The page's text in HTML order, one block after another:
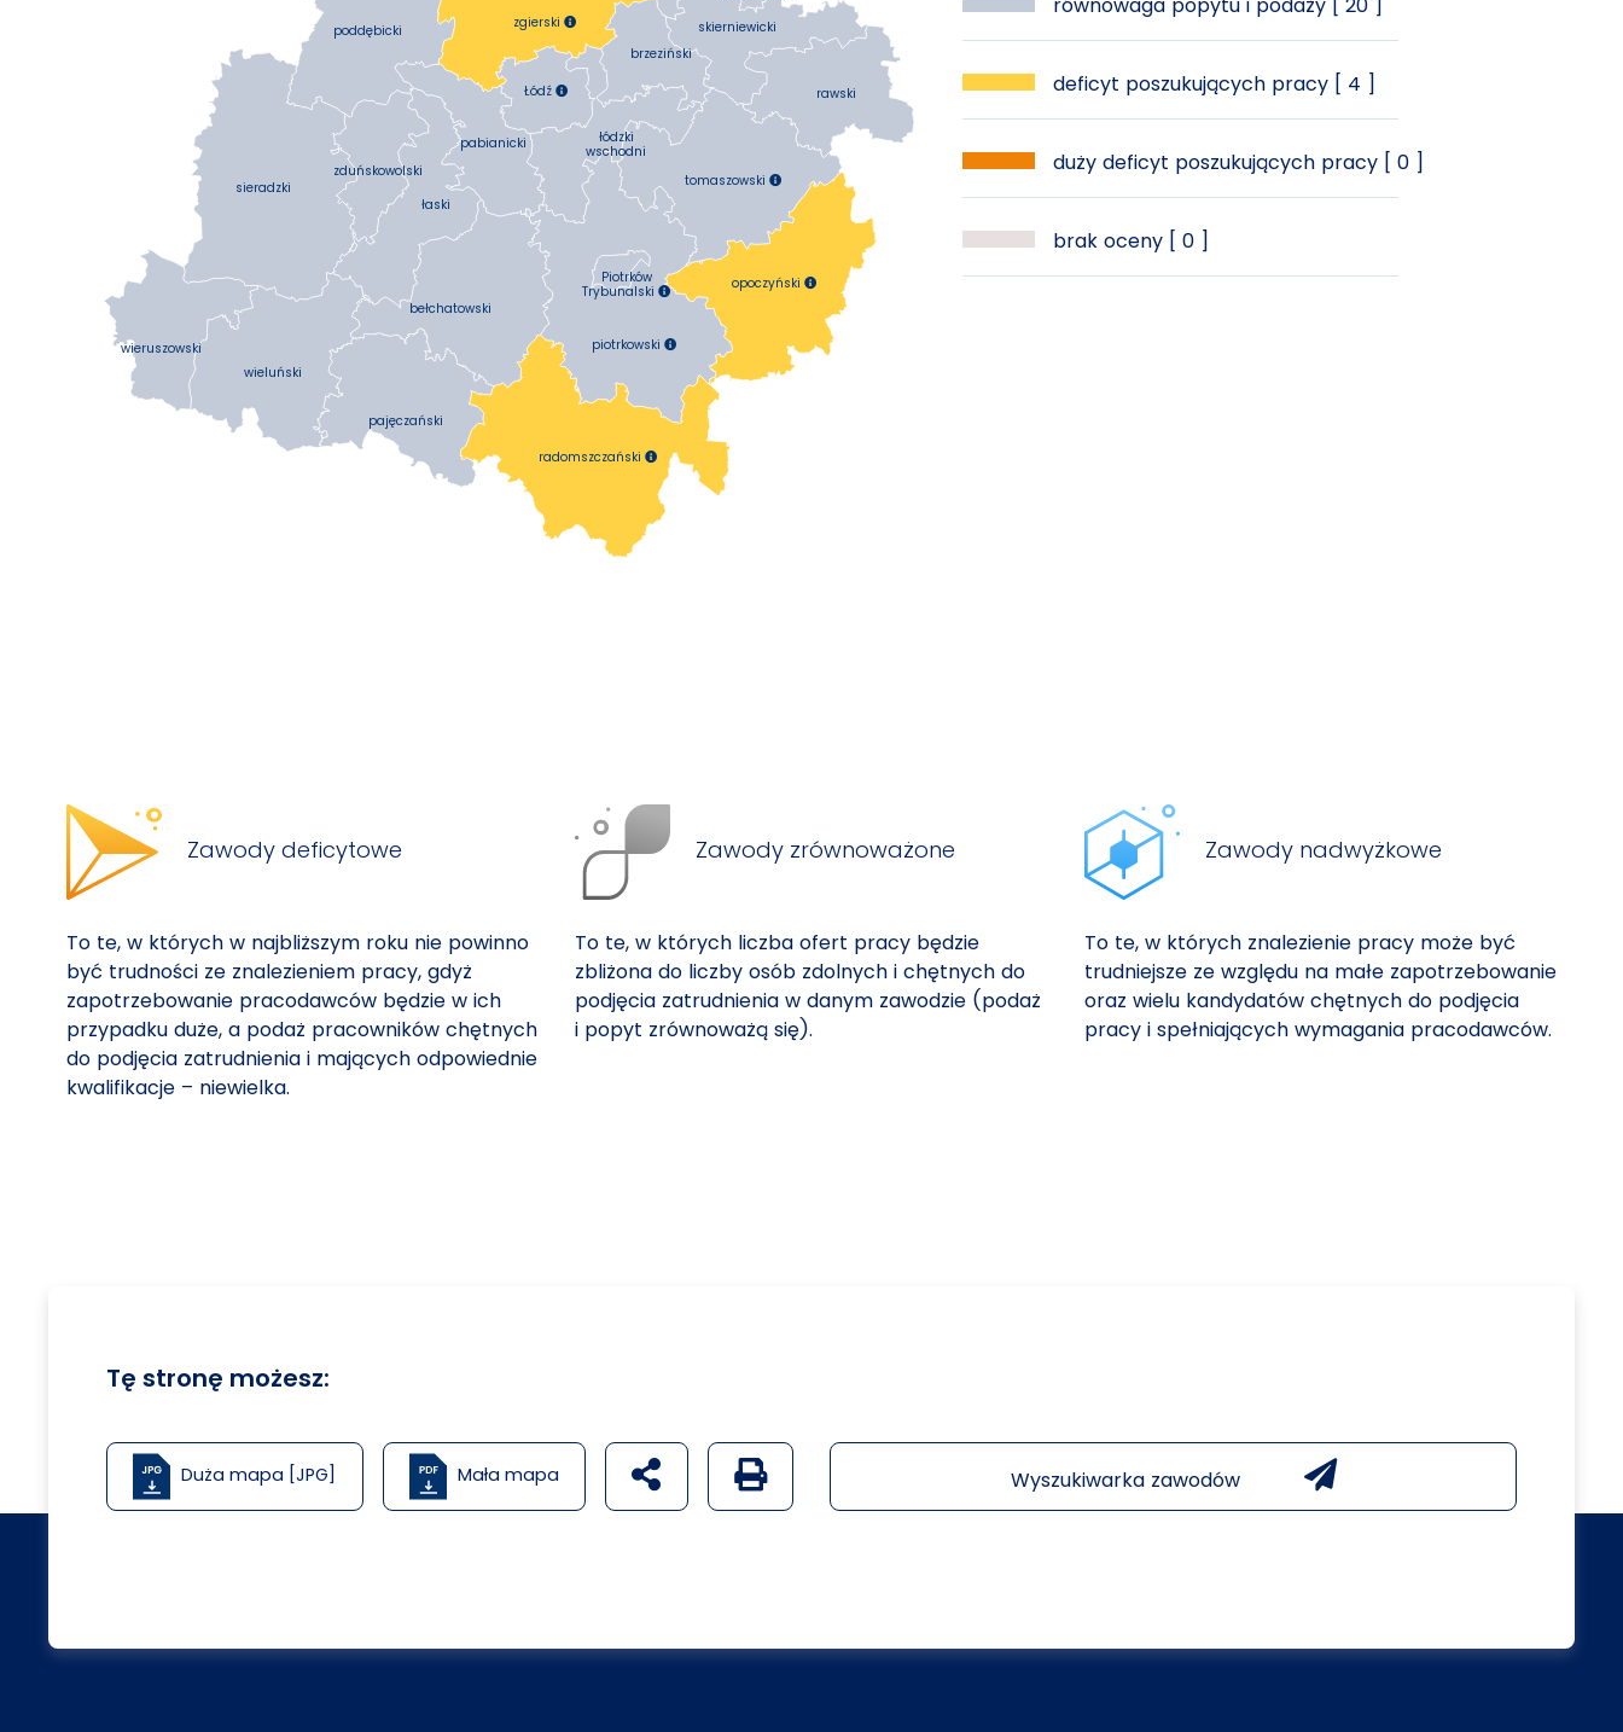
bełchatowski
łaski
łódzki
wschodni
opoczyński 
pabianicki
pajęczański
piotrkowski 
poddębicki
radomszczański 
rawski
sieradzki
skierniewicki
tomaszowski 
wieluński
wieruszowski
zduńskowolski
zgierski 
brzeziński
Łódź
Piotrków
Trybunalski 
deficyt poszukujących pracy [ 4 ]
duży deficyt poszukujących pracy [ 0 ]
brak oceny [ 0 ]
Zawody deficytowe
To te, w których w najbliższym roku nie powinno
być trudności ze znalezieniem pracy, gdyż
zapotrzebowanie pracodawców będzie w ich
przypadku duże, a podaż pracowników chętnych
do podjęcia zatrudnienia i mających odpowiednie
kwalifikacje – niewielka.
Zawody zrównoważone
To te, w których liczba ofert pracy będzie
zbliżona do liczby osób zdolnych i chętnych do
podjęcia zatrudnienia w danym zawodzie (podaż
i popyt zrównoważą się).
Zawody nadwyżkowe
To te, w których znalezienie pracy może być
trudniejsze ze względu na małe zapotrzebowanie
oraz wielu kandydatów chętnych do podjęcia
pracy i spełniających wymagania pracodawców.
Tę stronę możesz:
Duża mapa [JPG] Mała mapa udostępnij na social mediach
Generuj wersję PDF strony Wyszukiwarka zawodów